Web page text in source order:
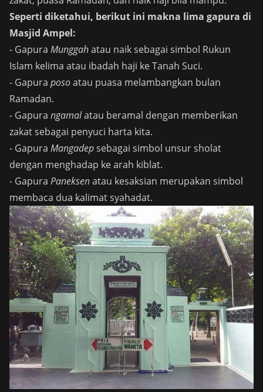
Seperti diketahui, berikut ini makna lima gapura di
Masjid Ampel:
- Gapura Munggahatau naik sebagai simbol Rukun
Islam kelima atau ibadah haji ke Tanah Suci.
- Gapura posoatau puasa melambangkan bulan
Ramadan.
- Gapura ngamalatau beramal dengan memberikan
zakat sebagai penyuci harta kita.
- Gapura Mangadepsebagai simbol unsur sholat
dengan menghadap ke arah kiblat.
- Gapura Paneksenatau kesaksian merupakan simbol
membaca dua kalimat syahadat.